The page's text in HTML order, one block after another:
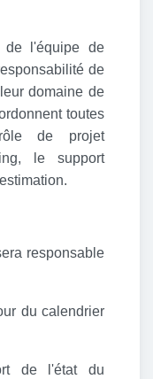
de l'équipe de
de
domaine de
toutes
de projet
le support
responsable
du calendrier
de l'état du